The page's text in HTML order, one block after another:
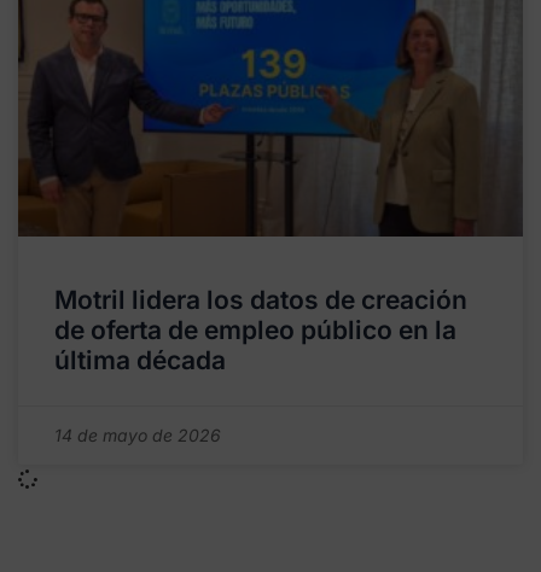
Motril lidera los datos de creación
de oferta de empleo público en la
última década
14 de mayo de 2026